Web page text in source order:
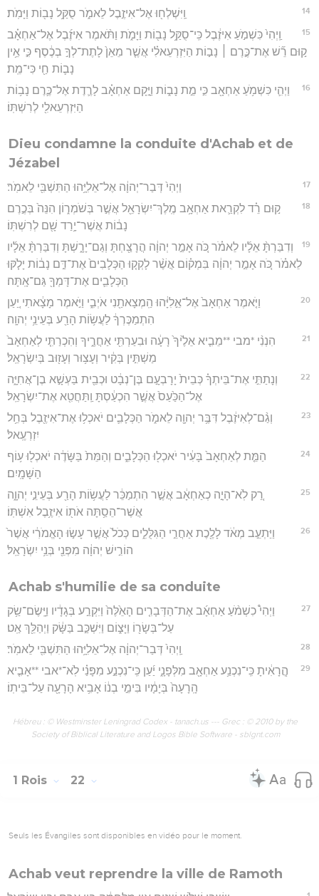
14 וַֽיִּשְׁלְח֖וּ אֶל־אִיזֶ֣בֶל לֵאמֹ֑ר סֻקַּ֥ל נָב֖וֹת וַיָּמֹֽת׃
15
וַֽיְהִי֙ כִּשְׁמֹ֣עַ אִיזֶ֔בֶל כִּֽי־סֻקַּ֥ל נָב֖וֹת וַיָּמֹ֑ת וַתֹּ֨אמֶר אִיזֶ֜בֶל אֶל־אַחְאָ֗ב
ק֣וּם רֵ֞שׁ אֶת־כֶּ֣רֶם ׀ נָב֣וֹת הַיִּזְרְעֵאלִ֗י אֲשֶׁ֤ר מֵאֵן֙ לָתֶת־לְךָ֣ בְכֶ֔סֶף כִּ֣י אֵ֥ין
נָב֛וֹת חַ֖י כִּי־מֵֽת׃
16
וַיְהִ֛י כִּשְׁמֹ֥עַ אַחְאָ֖ב כִּ֣י מֵ֣ת נָב֑וֹת וַיָּ֣קָם אַחְאָ֗ב לָרֶ֛דֶת אֶל־כֶּ֛רֶם נָב֥וֹת
הַיִּזְרְעֵאלִ֖י לְרִשְׁתּֽוֹ׃
Dieu condamne la conduite d'Achab et de
Jézabel
17 וַיְהִי֙ דְּבַר־יְהוָ֔ה אֶל־אֵלִיָּ֥הוּ הַתִּשְׁבִּ֖י לֵאמֹֽר׃
18
ק֣וּם רֵ֗ד לִקְרַ֛את אַחְאָ֥ב מֶֽלֶךְ־יִשְׂרָאֵ֖ל אֲשֶׁ֣ר בְּשֹׁמְר֑וֹן הִנֵּה֙ בְּכֶ֣רֶם
נָב֔וֹת אֲשֶׁר־יָ֥רַד שָׁ֖ם לְרִשְׁתּֽוֹ׃
19
וְדִבַּרְתָּ֨ אֵלָ֜יו לֵאמֹ֗ר כֹּ֚ה אָמַ֣ר יְהוָ֔ה הֲרָצַ֖חְתָּ וְגַם־יָרָ֑שְׁתָּ וְדִבַּרְתָּ֨ אֵלָ֜יו
לֵאמֹ֗ר כֹּ֚ה אָמַ֣ר יְהוָ֔ה בִּמְק֗וֹם אֲשֶׁ֨ר לָקְק֤וּ הַכְּלָבִים֙ אֶת־דַּ֣ם נָב֔וֹת יָלֹ֧קּוּ
הַכְּלָבִ֛ים אֶת־דָּמְךָ֖ גַּם־אָֽתָּה׃
20
וַיֹּ֤אמֶר אַחְאָב֙ אֶל־אֵ֣לִיָּ֔הוּ הַֽמְצָאתַ֖נִי אֹיְבִ֑י וַיֹּ֣אמֶר מָצָ֔אתִי יַ֚עַן
הִתְמַכֶּרְךָ֔ לַעֲשׂ֥וֹת הָרַ֖ע בְּעֵינֵ֥י יְהוָֽה׃
21
הִנְנִ֨י *מבי **מֵבִ֤יא אֵלֶ֙יךָ֙ רָעָ֔ה וּבִעַרְתִּ֖י אַחֲרֶ֑יךָ וְהִכְרַתִּ֤י לְאַחְאָב֙
מַשְׁתִּ֣ין בְּקִ֔יר וְעָצ֥וּר וְעָז֖וּב בְּיִשְׂרָאֵֽל׃
22
וְנָתַתִּ֣י אֶת־בֵּיתְךָ֗ כְּבֵית֙ יָרָבְעָ֣ם בֶּן־נְבָ֔ט וּכְבֵ֖ית בַּעְשָׁ֣א בֶן־אֲחִיָּ֑ה
אֶל־הַכַּ֙עַס֙ אֲשֶׁ֣ר הִכְעַ֔סְתָּ וַֽתַּחֲטִ֖א אֶת־יִשְׂרָאֵֽל׃
23
וְגַ֨ם־לְאִיזֶ֔בֶל דִּבֶּ֥ר יְהוָ֖ה לֵאמֹ֑ר הַכְּלָבִ֛ים יֹאכְל֥וּ אֶת־אִיזֶ֖בֶל בְּחֵ֥ל
יִזְרְעֶֽאל׃
24
הַמֵּ֤ת לְאַחְאָב֙ בָּעִ֔יר יֹאכְל֖וּ הַכְּלָבִ֑ים וְהַמֵּת֙ בַּשָּׂדֶ֔ה יֹאכְל֖וּ ע֥וֹף
הַשָּׁמָֽיִם׃
25
רַ֚ק לֹֽא־הָיָ֣ה כְאַחְאָ֔ב אֲשֶׁ֣ר הִתְמַכֵּ֔ר לַעֲשׂ֥וֹת הָרַ֖ע בְּעֵינֵ֣י יְהוָ֑ה
אֲשֶׁר־הֵסַ֥תָּה אֹת֖וֹ אִיזֶ֥בֶל אִשְׁתּֽוֹ׃
26
וַיַּתְעֵ֣ב מְאֹ֔ד לָלֶ֖כֶת אַחֲרֵ֣י הַגִּלֻּלִ֑ים כְּכֹל֙ אֲשֶׁ֣ר עָשׂ֣וּ הָאֱמֹרִ֔י אֲשֶׁר֙
הוֹרִ֣ישׁ יְהוָ֔ה מִפְּנֵ֖י בְּנֵ֥י יִשְׂרָאֵֽל׃
Achab s'humilie de sa conduite
27
וַיְהִי֩ כִשְׁמֹ֨עַ אַחְאָ֜ב אֶת־הַדְּבָרִ֤ים הָאֵ֙לֶּה֙ וַיִּקְרַ֣ע בְּגָדָ֔יו וַיָּֽשֶׂם־שַׂ֥ק
עַל־בְּשָׂר֖וֹ וַיָּצ֑וֹם וַיִּשְׁכַּ֣ב בַּשָּׂ֔ק וַיְהַלֵּ֖ךְ אַֽט׃
28 וַֽיְהִי֙ דְּבַר־יְהוָ֔ה אֶל־אֵלִיָּ֥הוּ הַתִּשְׁבִּ֖י לֵאמֹֽר׃
29
הֲ‍ֽרָאִ֔יתָ כִּֽי־נִכְנַ֥ע אַחְאָ֖ב מִלְּפָנָ֑י יַ֜עַן כִּֽי־נִכְנַ֣ע מִפָּנַ֗י לֹֽא־*אבי **אָבִ֤יא
הָֽרָעָה֙ בְּיָמָ֔יו בִּימֵ֣י בְנ֔וֹ אָבִ֥יא הָרָעָ֖ה עַל־בֵּיתֽוֹ׃
Hébreu : © Westminster Leningrad Codex - tanach.us --- Grec : © 2010 by the
Society of Biblical Literature and Logos Bible Software - sblgnt.com
1 Rois 22
Seuls les Évangiles sont disponibles en vidéo pour le moment.
Achab veut reprendre la ville de Ramoth